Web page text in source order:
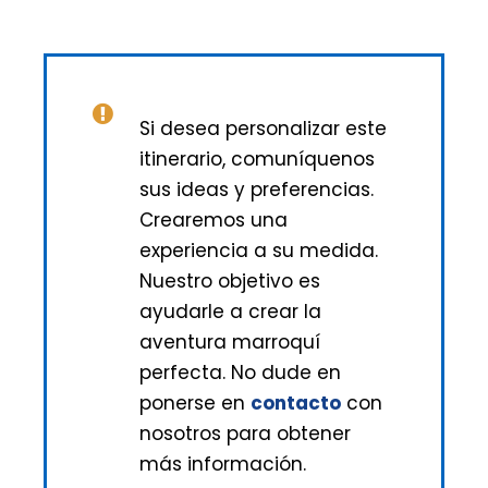
Si desea personalizar este
itinerario, comuníquenos
sus ideas y preferencias.
Crearemos una
experiencia a su medida.
Nuestro objetivo es
ayudarle a crear la
aventura marroquí
perfecta. No dude en
ponerse en contacto con
nosotros para obtener
más información.